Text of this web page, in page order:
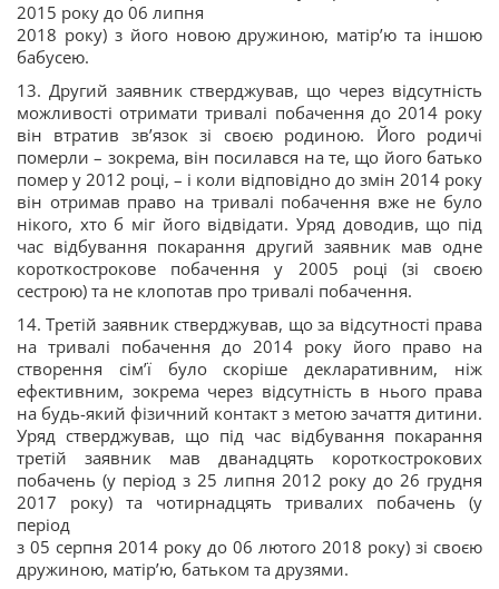
2015 року до 06 липня
2018 року) з його новою дружиною, матір’ю та іншою
бабусею.
13. Другий заявник стверджував, що через відсутність
можливості отримати тривалі побачення до 2014 року
він втратив зв’язок зі своєю родиною. Його родичі
померли – зокрема, він посилався на те, що його батько
помер у 2012 році, – і коли відповідно до змін 2014 року
він отримав право на тривалі побачення вже не було
нікого, хто б міг його відвідати. Уряд доводив, що під
час відбування покарання другий заявник мав одне
короткострокове побачення у 2005 році (зі своєю
сестрою) та не клопотав про тривалі побачення.
14. Третій заявник стверджував, що за відсутності права
на тривалі побачення до 2014 року його право на
створення сім’ї було скоріше декларативним, ніж
ефективним, зокрема через відсутність в нього права
на будь-який фізичний контакт з метою зачаття дитини.
Уряд стверджував, що під час відбування покарання
третій заявник мав дванадцять короткострокових
побачень (у період з 25 липня 2012 року до 26 грудня
2017 року) та чотирнадцять тривалих побачень (у
період
з 05 серпня 2014 року до 06 лютого 2018 року) зі своєю
дружиною, матір’ю, батьком та друзями.